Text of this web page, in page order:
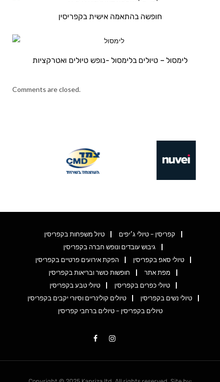
חופשה בהתאמה אישית בקפריסין
לימסול – טיולים בלימסול -נופש טיולים ואטרקציות
Comments are closed.
טיול משפחות בקפריסין
קפריסין – טיולי ג׳יפים
גיבוש עובדים ונופש חברה בקפריסין
הפקת אירועים פרטיים בקפריסין
טיולי סאפ בקפריסין
חופשות כושר ובריאות בקפריסין
מפת אתר
טיולי טבע בקפריסין
טיולי כפרים בקפריסין
טיולים קולינריים וסיורי יקבים בקפריסין
טיולי נשים בקפריסין
טיולים בקפריסין – טיולים ברחבי קפריסין